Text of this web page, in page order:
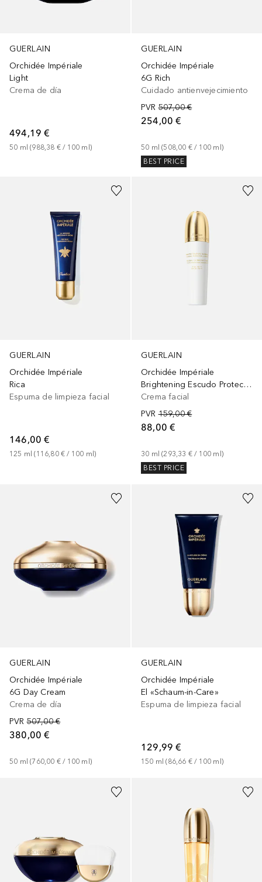
GUERLAIN
Orchidée Impériale
Light
Crema de día
494,19 €
50 ml (988,38 € / 100 ml )
GUERLAIN
Orchidée Impériale
6G Rich
Cuidado antienvejecimiento
PVR 507,00 €
254,00 €
50 ml (508,00 € / 100 ml )
BEST PRICE
GUERLAIN
Orchidée Impériale
Rica
Espuma de limpieza facial
146,00 €
125 ml (116,80 € / 100 ml)
GUERLAIN
Orchidée Impériale
Brightening Escudo Protector Global
Crema facial
PVR 159,00 €
88,00 €
30 ml (293,33 € / 100 ml )
BEST PRICE
GUERLAIN
Orchidée Impériale
6G Day Cream
Crema de día
PVR 507,00 €
380,00 €
50 ml (760,00 € / 100 ml )
GUERLAIN
Orchidée Impériale
El «Schaum-in-Care»
Espuma de limpieza facial
129,99 €
150 ml (86,66 € / 100 ml )